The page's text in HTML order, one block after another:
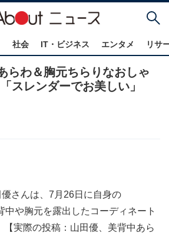
社会 IT・ビジネス エンタメ リサ
らわ＆胸元ちらりなおしゃ
スレンダーでお美しい」
さんは、7月26日に自身の
中や胸元を露出したコーディネート
【実際の投稿：山田優、美背中あら